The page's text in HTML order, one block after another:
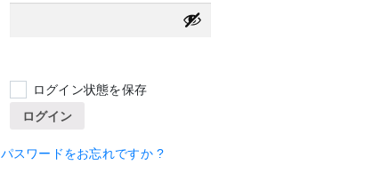
須
ログイン状態を保存
ログイン
パスワードをお忘れですか ?